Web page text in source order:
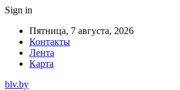
Sign in
Пятница, 7 августа, 2026
Контакты
Лента
Карта
blv.by